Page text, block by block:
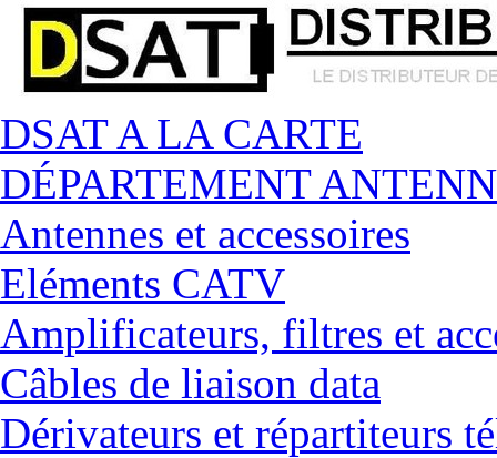
DSAT A LA CARTE
DÉPARTEMENT
Antennes et accessoires
Eléments CATV
Amplificateurs, filtres et
Câbles de liaison data
Dérivateurs et répartiteurs